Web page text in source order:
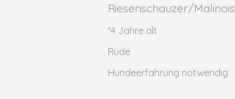
Riesenschauzer/Malinois
*4 Jahre alt
Rüde
Hundeerfahrung notwendig